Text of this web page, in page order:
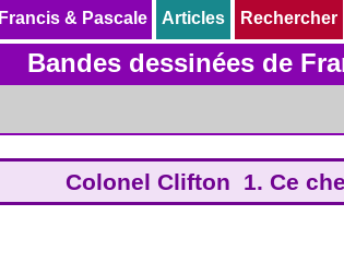
Francis & Pascale Articles Rechercher
Bandes dessinées de
Colonel Clifton 1. Ce
Francis & Pascale Articles Rechercher